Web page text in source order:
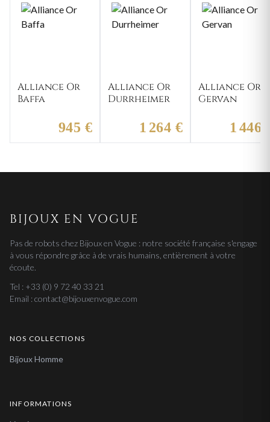
Alliance Or
Baffa
945 €
Alliance Or
Durrheimer
1 264 €
Alliance Or
Gervan
1 446
BIJOUX EN VOGUE
Pas de robots chez Bijoux en Vogue : notre société française s'engage
à vous répondre grâce à de vrais humains, entièrement à votre
écoute.
Tel : +33 (0) 9 72 40 33 21
Email : contact@bijouxenvogue.com
NOS COLLECTIONS
Bijoux Homme
INFORMATIONS